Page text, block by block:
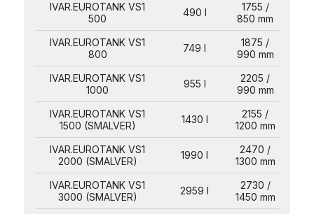
IVAR.EUROTANK VS1
500
490 l
1755 /
850 mm
IVAR.EUROTANK VS1
800
749 l
1875 /
990 mm
IVAR.EUROTANK VS1
1000
955 l
2205 /
990 mm
IVAR.EUROTANK VS1
1500 (SMALVER)
1430 l
2155 /
1200 mm
IVAR.EUROTANK VS1
2000 (SMALVER)
1990 l
2470 /
1300 mm
IVAR.EUROTANK VS1
3000 (SMALVER)
2959 l
2730 /
1450 mm